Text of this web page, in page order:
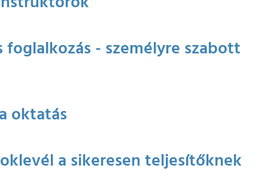
- személyre szabott
oktatás
a sikeresen teljesítőknek